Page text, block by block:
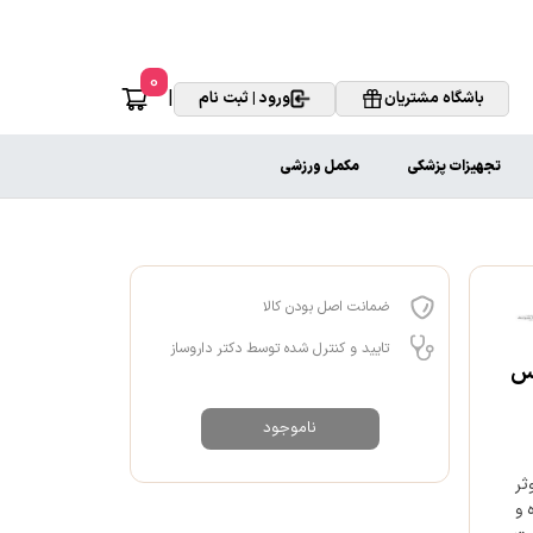
باشگاه مشتریان ورود | ثبت نام |
0
تجهیزات پزشکی مکمل ورزشی
و
ضمانت اصل بودن کالا
تایید و کنترل شده توسط دکتر داروساز
ناموجود